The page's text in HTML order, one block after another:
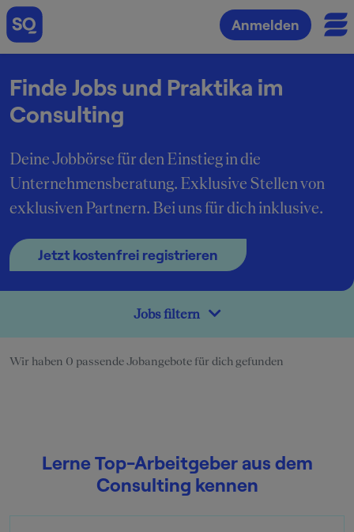
Anmelden
Finde Jobs und Praktika im
Consulting
Deine Jobbörse für den Einstieg in die
Unternehmensberatung. Exklusive Stellen von
exklusiven Partnern. Bei uns für dich inklusive.
Jetzt kostenfrei registrieren
Jobs filtern
Wir haben 0 passende Jobangebote für dich gefunden
Lerne Top-Arbeitgeber aus dem
Consulting kennen